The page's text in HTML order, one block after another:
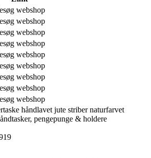
webshop
webshop
webshop
webshop
webshop
webshop
webshop
webshop
webshop
håndlavet jute striber naturfarvet
pengepunge & holdere